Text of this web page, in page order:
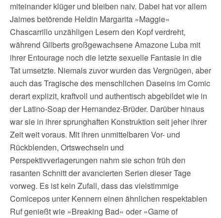
miteinander klüger und bleiben naiv. Dabei hat vor allem
Jaimes betörende Heldin Margarita »Maggie«
Chascarrillo unzähligen Lesern den Kopf verdreht,
während Gilberts großgewachsene Amazone Luba mit
ihrer Entourage noch die letzte sexuelle Fantasie in die
Tat umsetzte. Niemals zuvor wurden das Vergnügen, aber
auch das Tragische des menschlichen Daseins im Comic
derart explizit, kraftvoll und authentisch abgebildet wie in
der Latino-Soap der Hernandez-Brüder. Darüber hinaus
war sie in ihrer sprunghaften Konstruktion seit jeher ihrer
Zeit weit voraus. Mit ihren unmittelbaren Vor- und
Rückblenden, Ortswechseln und
Perspektivverlagerungen nahm sie schon früh den
rasanten Schnitt der avancierten Serien dieser Tage
vorweg. Es ist kein Zufall, dass das vielstimmige
Comicepos unter Kennern einen ähnlichen respektablen
Ruf genießt wie »Breaking Bad« oder »Game of